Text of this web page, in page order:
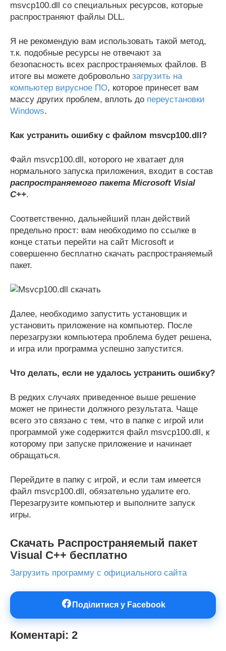
msvcp100.dll со специальных ресурсов, которые
распространяют файлы DLL.
Я не рекомендую вам использовать такой метод,
т.к. подобные ресурсы не отвечают за
безопасность всех распространяемых файлов. В
итоге вы можете добровольно загрузить на
компьютер вирусное ПО, которое принесет вам
массу других проблем, вплоть до переустановки
Windows.
Как устранить ошибку с файлом msvcp100.dll?
Файл msvcp100.dll, которого не хватает для
нормального запуска приложения, входит в состав
распространяемого пакета Microsoft Visial
C++.
Соответственно, дальнейший план действий
предельно прост: вам необходимо по ссылке в
конце статьи перейти на сайт Microsoft и
совершенно бесплатно скачать распространяемый
пакет.
Далее, необходимо запустить установщик и
установить приложение на компьютер. После
перезагрузки компьютера проблема будет решена,
и игра или программа успешно запустится.
Что делать, если не удалось устранить ошибку?
В редких случаях приведенное выше решение
может не принести должного результата. Чаще
всего это связано с тем, что в папке с игрой или
программой уже содержится файл msvcp100.dll, к
которому при запуске приложение и начинает
обращаться.
Перейдите в папку с игрой, и если там имеется
файл msvcp100.dll, обязательно удалите его.
Перезагрузите компьютер и выполните запуск
игры.
Скачать Распространяемый пакет
Visual C++ бесплатно
Загрузить программу с официального сайта
Поділитися у Facebook
Коментарі: 2